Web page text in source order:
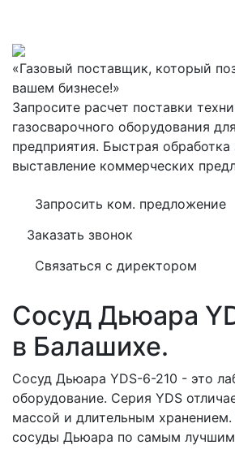
«Газовый поставщик, который
вашем бизнесе!»
Запросите расчет поставки
газосварочного оборудования
предприятия. Быстрая обработка
выставление коммерческих
Запросить ком. предложение
Заказать звонок
Связаться с директором
Сосуд Дьюара
в Балашихе.
Сосуд Дьюара YDS-6-210 - это
оборудование. Серия YDS
массой и длительным
сосуды Дьюара по самым